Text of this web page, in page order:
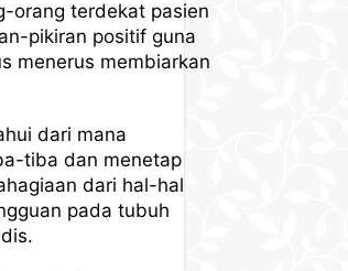
orang terdekat pasien
pikiran positif guna
menerus membiarkan
dari mana
tiba dan menetap
dari hal-hal
pada tubuh